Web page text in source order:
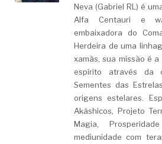
Neva (Gabriel RL) é
Alfa Centauri e
embaixadora do
Herdeira de uma
xamãs, sua missão é
espírito através da
Sementes das
origens estelares.
Akáshicos, Projeto
Magia,
mediunidade com